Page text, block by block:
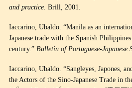
and practice. Brill, 2001.
Iaccarino, Ubaldo. “Manila as an
Japanese trade with the Spanish
century.” Bulletin of Portuguese-Japanese
Iaccarino, Ubaldo. “Sangleyes, Japones,
the Actors of the Sino-Japanese Trade in